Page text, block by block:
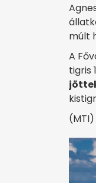
múlt
A
tigris
(MTI)